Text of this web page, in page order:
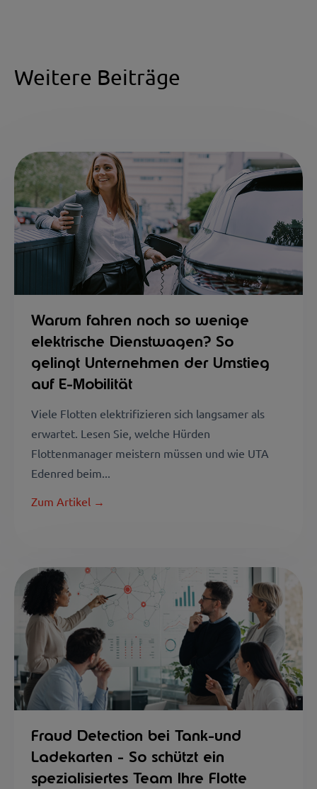
Weitere Beiträge
Warum fahren noch so wenige
elektrische Dienstwagen? So
gelingt Unternehmen der Umstieg
auf E-Mobilität
Viele Flotten elektrifizieren sich langsamer als
erwartet. Lesen Sie, welche Hürden
Flottenmanager meistern müssen und wie UTA
Edenred beim...
Zum Artikel →
Fraud Detection bei Tank-und
Ladekarten - So schützt ein
spezialisiertes Team Ihre Flotte